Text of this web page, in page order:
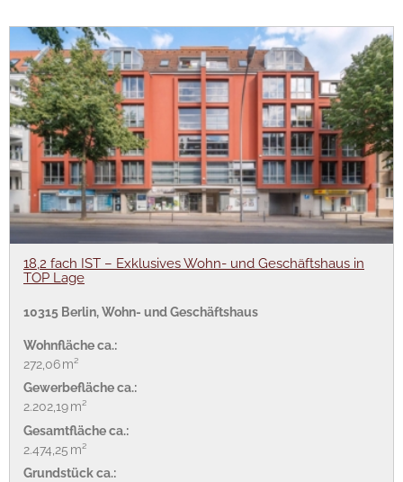
18,2 fach IST – Exklusives Wohn- und Geschäftshaus in
TOP Lage
10315 Berlin, Wohn- und Geschäftshaus
Wohnfläche ca.:
272,06 m²
Gewerbefläche ca.:
2.202,19 m²
Gesamtfläche ca.:
2.474,25 m²
Grund­stück ca.: